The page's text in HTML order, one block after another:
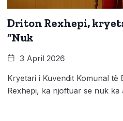
Driton Rexhepi,
“Nuk
3 April 2026
Kryetari i Kuvendit Komunal të
Rexhepi, ka njoftuar se nuk ka